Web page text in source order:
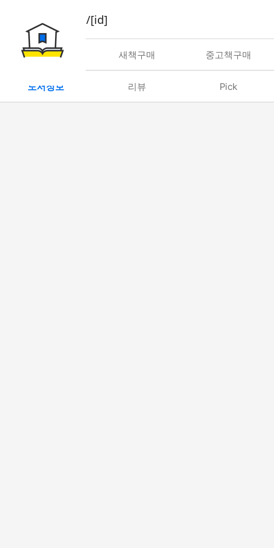
book/rent/[id]
대여 새책구매 중고책구매
도서정보 리뷰 Pick